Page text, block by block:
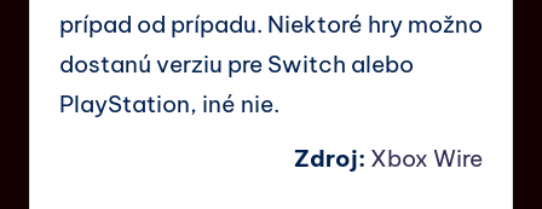
prípad od prípadu. Niektoré hry možno
dostanú verziu pre Switch alebo
PlayStation, iné nie.
Zdroj: Xbox Wire